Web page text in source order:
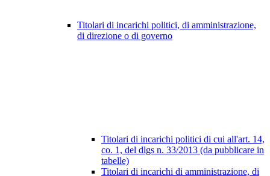
Titolari di incarichi politici, di amministrazione,
di direzione o di governo
Titolari di incarichi politici di cui all'art. 14,
co. 1, del dlgs n. 33/2013 (da pubblicare in
tabelle)
Titolari di incarichi di amministrazione, di